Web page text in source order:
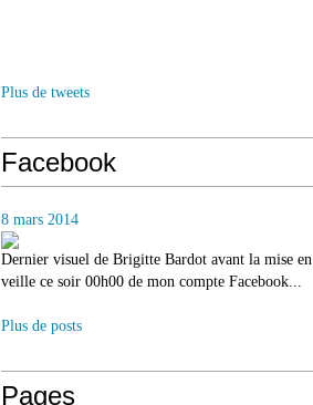
Plus de tweets
Facebook
8 mars 2014
Dernier visuel de Brigitte Bardot avant la mise en
veille ce soir 00h00 de mon compte Facebook...
Plus de posts
Pages